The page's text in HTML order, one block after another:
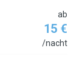
ab
15 €
/nacht